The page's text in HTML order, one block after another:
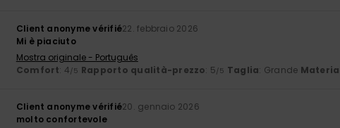
Client anonyme vérifié22. febbraio 2026
Mi è piaciuto
Mostra originale - Português
Comfort: 4/5 Rapporto qualità-prezzo: 5/5 Taglia: Grande
Client anonyme vérifié20. gennaio 2026
molto confortevole